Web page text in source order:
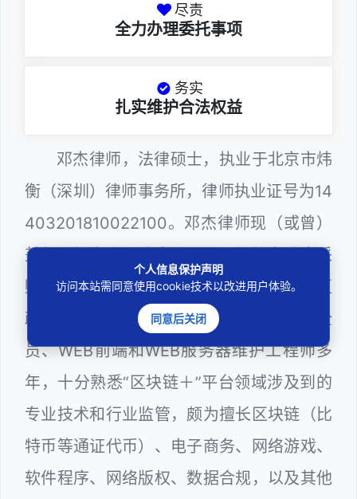
尽责
全力办理委托事项
务实
扎实维护合法权益
邓杰律师，法律硕士，执业于北京市炜
衡（深圳）律师事务所，律师执业证号为14
403201810022100。邓杰律师现（或曾）
兼任深圳市人民政府听证员、深圳市政府采
购评审专家（法律类），曾担任深圳市某区
政府系统公职律师、计算机信息网络安全
员、WEB前端和WEB服务器维护工程师多
年，十分熟悉“区块链＋”平台领域涉及到的
专业技术和行业监管，颇为擅长区块链（比
特币等通证代币）、电子商务、网络游戏、
软件程序、网络版权、数据合规，以及其他
个人信息保护声明
访问本站需同意使用cookie技术以改进用户体验。
同意后关闭